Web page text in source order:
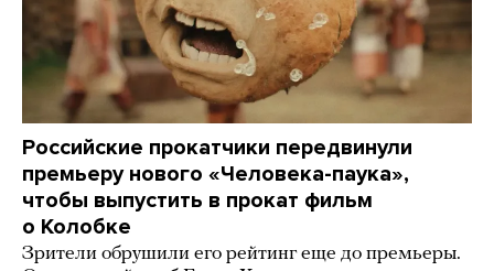
Российские прокатчики передвинули
премьеру нового «Человека-паука»,
чтобы выпустить в прокат фильм
о Колобке
Зрители обрушили его рейтинг еще до премьеры.